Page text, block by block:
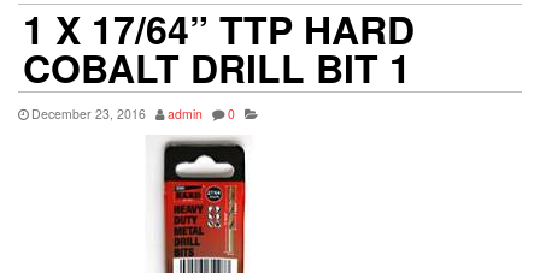
1 X 17/64” TTP HARD
COBALT DRILL BIT 1
December 23, 2016 admin 0